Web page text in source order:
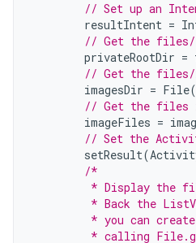
// Set up an
resultIntent =
// Get the files/
privateRootDir =
// Get the files/
imagesDir = File(
// Get the files
imageFiles =
// Set the
setResult(
/*
* Display the
* Back the
* you can
* calling